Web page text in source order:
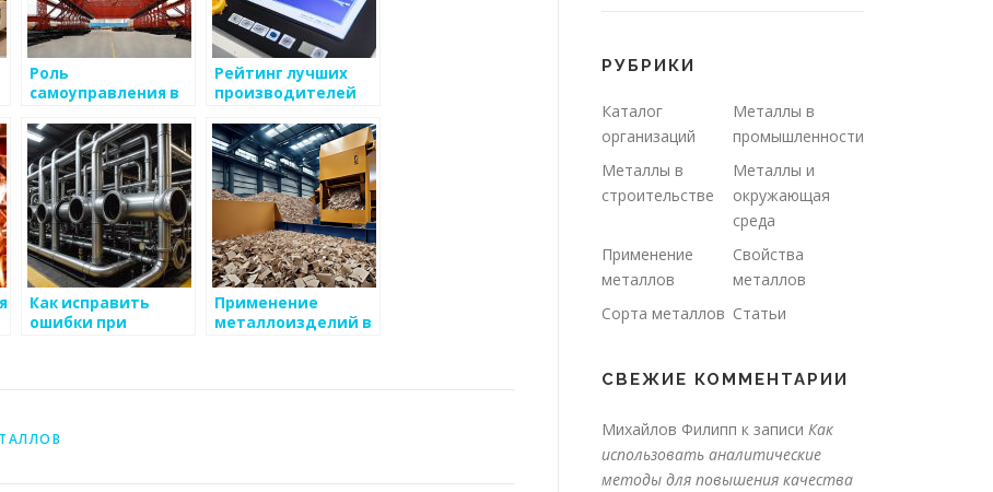
Роль
самоуправления в
производстве
Рейтинг лучших
производителей
Как исправить
ошибки при
Применение
металлоизделий в
РУБРИКИ
Каталог
организаций
Металлы в
промышленности
Металлы в
строительстве
Металлы и
окружающая
среда
Применение
металлов
Свойства
металлов
Сорта металлов Статьи
СВЕЖИЕ КОММЕНТАРИИ
Михайлов Филипп к записи Как
использовать аналитические
методы для повышения качества